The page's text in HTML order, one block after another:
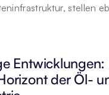
stellen
der Öl-